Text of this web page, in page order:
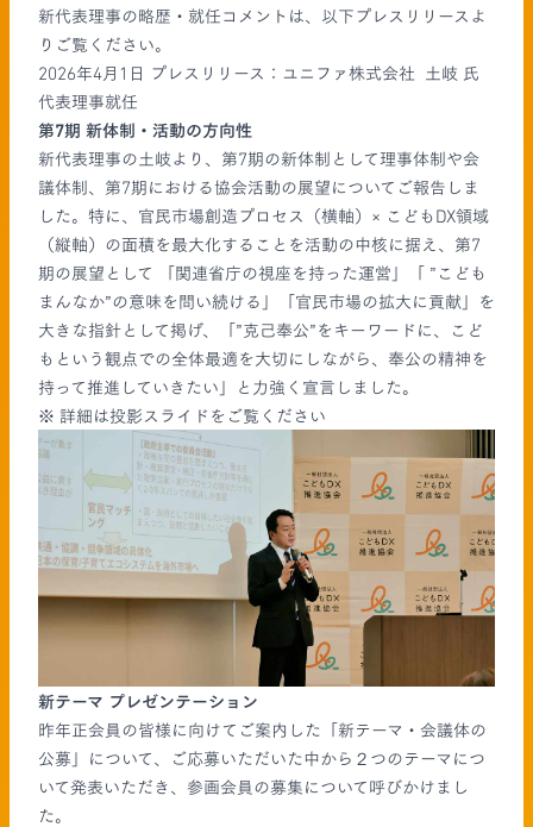
新代表理事の略歴・就任コメントは、以下プレスリリースよ
りご覧ください。
2026年4月1日 プレスリリース：ユニファ株式会社 土岐 氏
代表理事就任
第7期 新体制・活動の方向性
新代表理事の土岐より、第7期の新体制として理事体制や会
議体制、第7期における協会活動の展望についてご報告しま
した。特に、官民市場創造プロセス（横軸）× こどもDX領域
（縦軸）の面積を最大化することを活動の中核に据え、第7
期の展望として 「関連省庁の視座を持った運営」「 ”こども
まんなか”の意味を問い続ける」「官民市場の拡大に貢献」を
大きな指針として掲げ、「”克己奉公”をキーワードに、こど
もという観点での全体最適を大切にしながら、奉公の精神を
持って推進していきたい」と力強く宣言しました。
※ 詳細は投影スライドをご覧ください
新テーマ プレゼンテーション
昨年正会員の皆様に向けてご案内した「新テーマ・会議体の
公募」について、ご応募いただいた中から２つのテーマにつ
いて発表いただき、参画会員の募集について呼びかけまし
た。